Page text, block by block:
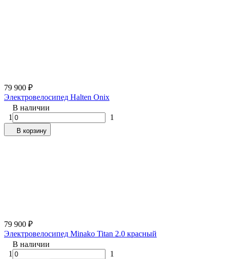
79 900 ₽
Электровелосипед Halten Onix
В наличии
1
1
В корзину
79 900 ₽
Электровелосипед Minako Titan 2.0 красный
В наличии
1
1